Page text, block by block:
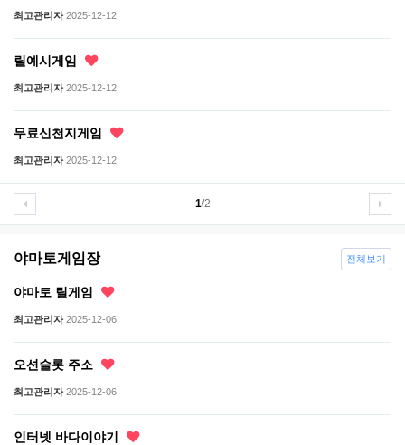
최고관리자 2025-12-12
릴예시게임
최고관리자 2025-12-12
무료신천지게임
최고관리자 2025-12-12
1/2
야마토게임장
야마토 릴게임
최고관리자 2025-12-06
오션슬롯 주소
최고관리자 2025-12-06
인터넷 바다이야기
전체보기